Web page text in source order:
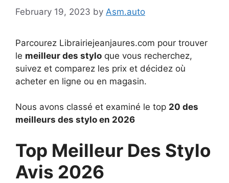
February 19, 2023 by Asm.auto
Parcourez Librairiejeanjaures.com pour trouver
le meilleur des stylo que vous recherchez,
suivez et comparez les prix et décidez où
acheter en ligne ou en magasin.
Nous avons classé et examiné le top 20 des
meilleurs des stylo en 2026
Top Meilleur Des Stylo
Avis 2026